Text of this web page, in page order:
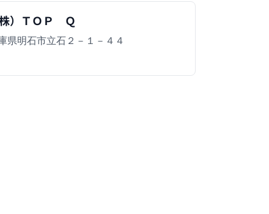
株）ＴＯＰ Ｑ
県明石市立石２－１－４４